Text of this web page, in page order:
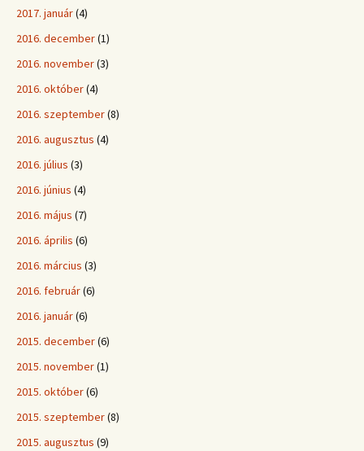
2017. január(4)
2016. december(1)
2016. november(3)
2016. október(4)
2016. szeptember(8)
2016. augusztus (4)
2016. július (3)
2016. június (4)
2016. május (7)
2016. április (6)
2016. március (3)
2016. február(6)
2016. január(6)
2015. december(6)
2015. november(1)
2015. október(6)
2015. szeptember(8)
2015. augusztus (9)